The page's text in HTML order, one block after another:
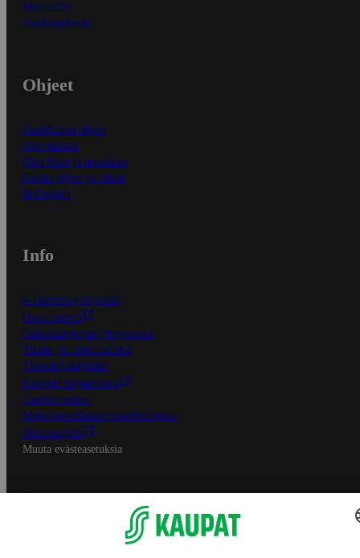
Myymälät
Asiakaspalvelu
Ohjeet
Ensitilaajan ohjeet
Näin maksat
Näin tilaat ja muokkaat
Kaikki ohjeet ja vinkit
In English
Info
S-Business yrityksille
Oiva-raportit
Osuuskauppojen yhteystiedot
Tilaus- ja toimitusehdot
Tietosuojakäytäntö
Palvelun käyttöehdot
Saavutettavuus
Mobiilisovelluksen saavutettavuus
Mainostajalle
Muuta evästeasetuksia
S-ryhmän palvelut